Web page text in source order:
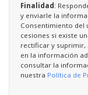
Finalidad:
y enviarle la
Consentimiento del
cesiones si existe
rectificar y
en la información
consultar la
nuestra Política de